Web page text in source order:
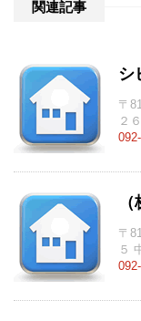
関連記事
シ
〒
２
〒
５